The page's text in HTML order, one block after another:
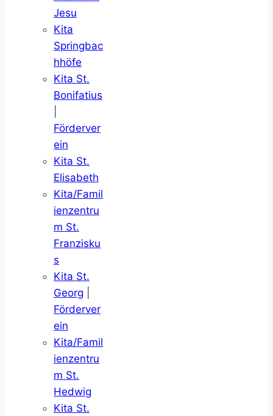
Jesu
Kita
Springbac
hhöfe
Kita St.
Bonifatius
Förderver
ein
Kita St.
Elisabeth
Kita/Famil
ienzentru
m St.
Franzisku
s
Kita St.
Georg
Förderver
ein
Kita/Famil
ienzentru
m St.
Hedwig
Kita St.